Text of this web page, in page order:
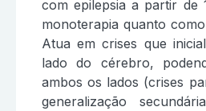
com epilepsia a partir de
monoterapia quanto
Atua em crises que
lado do cérebro,
ambos os lados (crises
generalização